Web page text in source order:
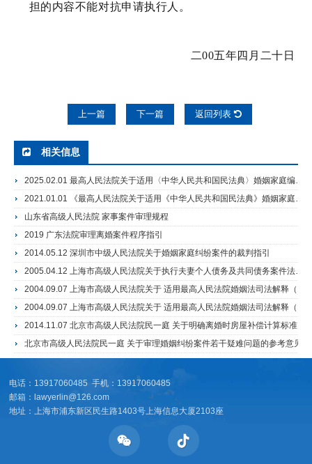
担的内容不能对抗申请执行人。
二00五年四月二十日
上一篇 下一篇 返回列表
相关信息
2025.02.01 最高人民法院关于适用〈中华人民共和国民法典〉婚姻家庭编的解释（二）》
2021.01.01 《最高人民法院关于适用《中华人民共和国民法典》婚姻家庭编的解释（一）》
山东省高级人民法院 家事案件审理规程
2019 广东法院审理离婚案件程序指引
2014.05.12 深圳市中级人民法院关于婚姻家庭纠纷案件的裁判指引
2005.04.12 上海市高级人民法院关于执行夫妻个人债务及共同债务案件法律适用若干问题的解答
北京市高级人民法院民一庭 关于审理婚姻纠纷案件若干疑难问题的参考意见
电话：13917060485 手机：13917060485
邮箱：lawyerlin@126.com
地址：上海市浦东新区民生路1403号上海信息大厦2103座